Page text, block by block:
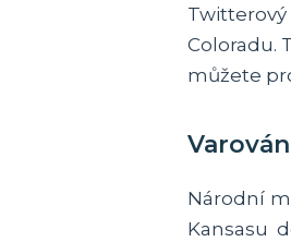
Coloradu.
můžete
Národní
Kansasu